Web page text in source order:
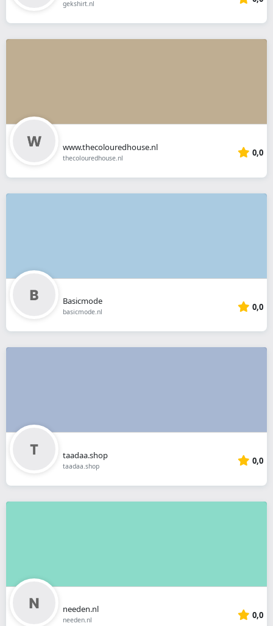
gekshirt.nl
www.thecolouredhouse.nl
thecolouredhouse.nl 0,0
Basicmode
basicmode.nl 0,0
taadaa.shop
taadaa.shop 0,0
needen.nl
needen.nl 0,0